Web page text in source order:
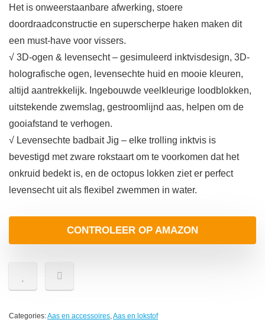
Het is onweerstaanbare afwerking, stoere
doordraadconstructie en superscherpe haken maken dit
een must-have voor vissers.
√ 3D-ogen & levensecht – gesimuleerd inktvisdesign, 3D-
holografische ogen, levensechte huid en mooie kleuren,
altijd aantrekkelijk. Ingebouwde veelkleurige loodblokken,
uitstekende zwemslag, gestroomlijnd aas, helpen om de
gooiafstand te verhogen.
√ Levensechte badbait Jig – elke trolling inktvis is
bevestigd met zware rokstaart om te voorkomen dat het
onkruid bedekt is, en de octopus lokken ziet er perfect
levensecht uit als flexibel zwemmen in water.
CONTROLEER OP AMAZON
Categories:Aas en accessoires,Aas en lokstof